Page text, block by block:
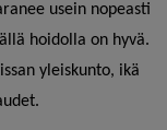
usein nopeasti
hoidolla on hyvä.
yleiskunto, ikä